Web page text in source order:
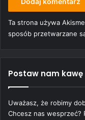
Ta strona używa
sposób przetwarzane
Postaw nam kawę
Uważasz, że robimy
Chcesz nas wesprzeć?